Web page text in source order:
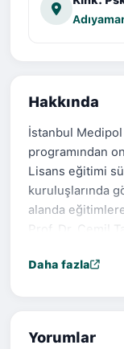
Hakkında
İstanbul
programından
Lisans eğitimi
kuruluşlarında
alanda eğitimlere
Prof. Dr. Cemil
mesleki
eğitimine
Daha fazla
Yorumlar